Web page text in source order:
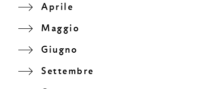
Aprile
Maggio
Giugno
Settembre